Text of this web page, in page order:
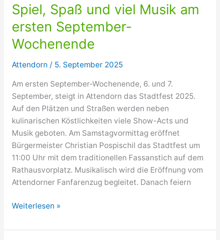
Spiel, Spaß und viel Musik am
ersten September-
Wochenende
Attendorn / 5. September 2025
Am ersten September-Wochenende, 6. und 7.
September, steigt in Attendorn das Stadtfest 2025.
Auf den Plätzen und Straßen werden neben
kulinarischen Köstlichkeiten viele Show-Acts und
Musik geboten. Am Samstagvormittag eröffnet
Bürgermeister Christian Pospischil das Stadtfest um
11:00 Uhr mit dem traditionellen Fassanstich auf dem
Rathausvorplatz. Musikalisch wird die Eröffnung vom
Attendorner Fanfarenzug begleitet. Danach feiern
Spiel,
und
Weiterlesen »